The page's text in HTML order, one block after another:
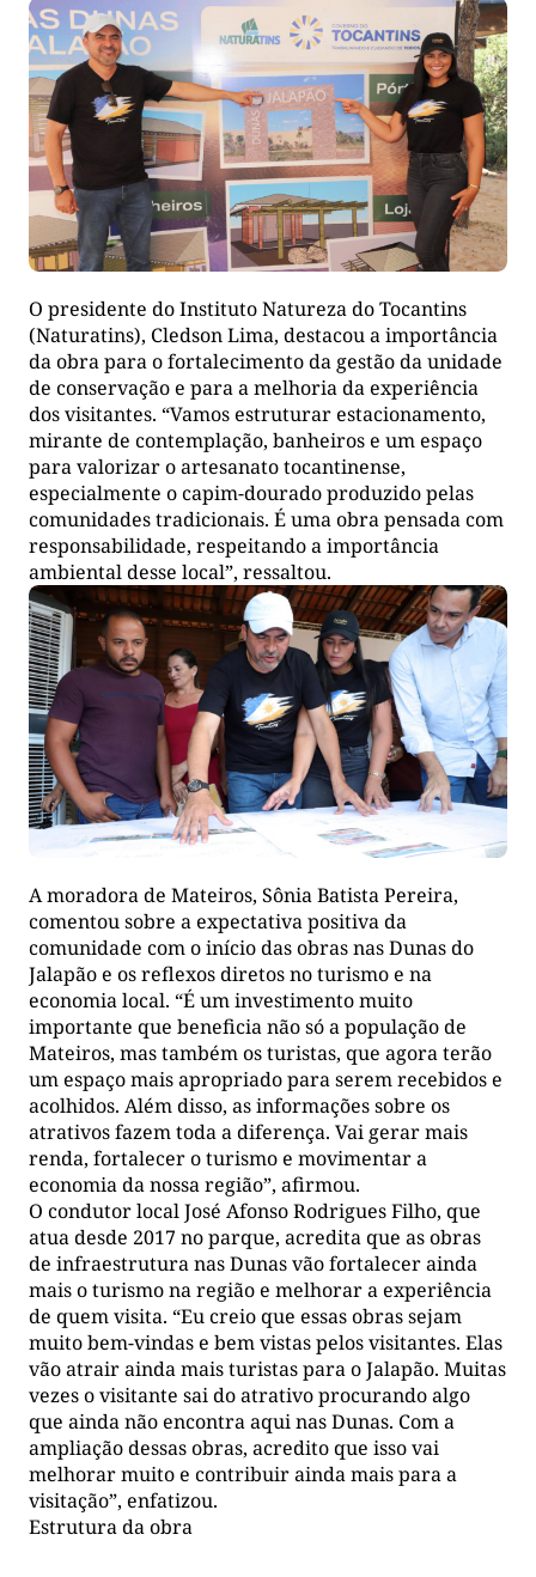
O presidente do Instituto Natureza do Tocantins
(Naturatins), Cledson Lima, destacou a importância
da obra para o fortalecimento da gestão da unidade
de conservação e para a melhoria da experiência
dos visitantes. “Vamos estruturar estacionamento,
mirante de contemplação, banheiros e um espaço
para valorizar o artesanato tocantinense,
especialmente o capim-dourado produzido pelas
comunidades tradicionais. É uma obra pensada com
responsabilidade, respeitando a importância
ambiental desse local”, ressaltou.
A moradora de Mateiros, Sônia Batista Pereira,
comentou sobre a expectativa positiva da
comunidade com o início das obras nas Dunas do
Jalapão e os reflexos diretos no turismo e na
economia local. “É um investimento muito
importante que beneficia não só a população de
Mateiros, mas também os turistas, que agora terão
um espaço mais apropriado para serem recebidos e
acolhidos. Além disso, as informações sobre os
atrativos fazem toda a diferença. Vai gerar mais
renda, fortalecer o turismo e movimentar a
economia da nossa região”, afirmou.
O condutor local José Afonso Rodrigues Filho, que
atua desde 2017 no parque, acredita que as obras
de infraestrutura nas Dunas vão fortalecer ainda
mais o turismo na região e melhorar a experiência
de quem visita. “Eu creio que essas obras sejam
muito bem-vindas e bem vistas pelos visitantes. Elas
vão atrair ainda mais turistas para o Jalapão. Muitas
vezes o visitante sai do atrativo procurando algo
que ainda não encontra aqui nas Dunas. Com a
ampliação dessas obras, acredito que isso vai
melhorar muito e contribuir ainda mais para a
visitação”, enfatizou.
Estrutura da obra